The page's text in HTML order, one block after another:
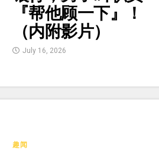
『帮他顾一下』！
（内附影片）
July 16, 2026
趣闻